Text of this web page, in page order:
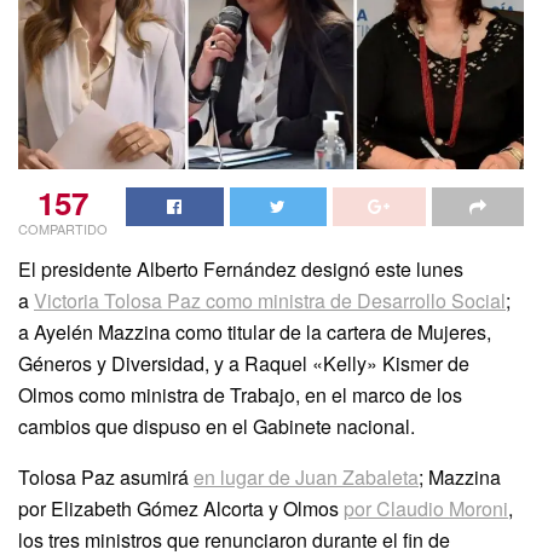
157
COMPARTIDO
El presidente Alberto Fernández designó este lunes
aVictoria Tolosa Paz como ministra de Desarrollo Social;
a Ayelén Mazzina como titular de la cartera de Mujeres,
Géneros y Diversidad, y a Raquel «Kelly» Kismer de
Olmos como ministra de Trabajo, en el marco de los
cambios que dispuso en el Gabinete nacional.
Tolosa Paz asumiráen lugar de Juan Zabaleta; Mazzina
por Elizabeth Gómez Alcorta y Olmos por Claudio Moroni,
los tres ministros que renunciaron durante el fin de